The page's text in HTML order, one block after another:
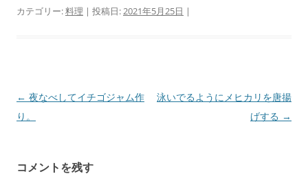
カテゴリー:料理 | 投稿日:2021年5月25日 |
投
稿
ゲ
← 夜なべしてイチゴジャム作
り。
泳いでるようにメヒカリを唐揚
げする →
コメントを残す